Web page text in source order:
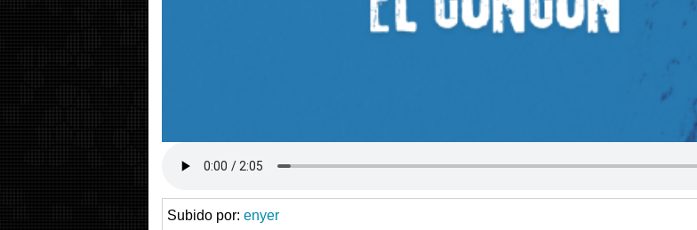
Subido por: enyer